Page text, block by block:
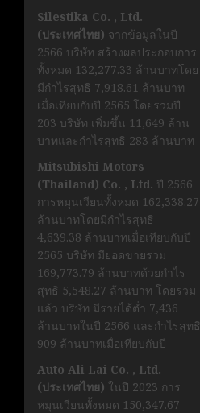
Silestika Co. , Ltd.
(ประเทศไทย) จากข้อมูลในปี
2566 บริษัท สร้างผลประกอบการ
ทั้งหมด 132,277.33 ล้านบาทโดย
มีกำไรสุทธิ 7,918.61 ล้านบาท
เมื่อเทียบกับปี 2565 โดยรวมปี
203 บริษัท เพิ่มขึ้น 11,649 ล้าน
บาทและกำไรสุทธิ 283 ล้านบาท
Mitsubishi Motors
(Thailand) Co. , Ltd. ปี 2566
การหมุนเวียนทั้งหมด 162,338.27
ล้านบาทโดยมีกำไรสุทธิ
4,639.38 ล้านบาทเมื่อเทียบกับปี
2565 บริษัท มียอดขายรวม
169,773.79 ล้านบาทด้วยกำไร
สุทธิ 5,548.27 ล้านบาท โดยรวม
แล้ว บริษัท มีรายได้ต่ำ 7,436
ล้านบาทในปี 2566 และกำไรสุทธิ
909 ล้านบาทเมื่อเทียบกับปี
Auto Ali Lai Co. , Ltd.
(ประเทศไทย) ในปี 2023 การ
หมุนเวียนทั้งหมด 150,347.67